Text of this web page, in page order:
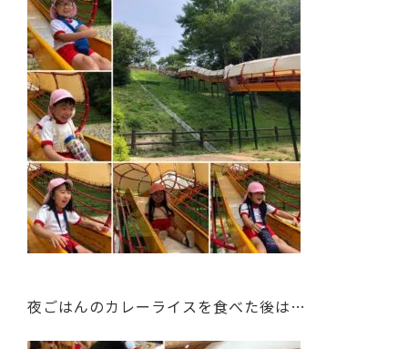
夜ごはんのカレーライスを食べた後は…